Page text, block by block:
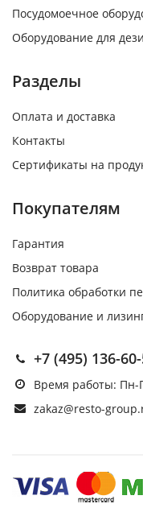
Посудомоечное
Оборудование для
Разделы
Оплата и доставка
Контакты
Сертификаты на
Покупателям
Гарантия
Возврат товара
Политика обработки
Оборудование и
+7 (495) 136-
Время работы: Пн-
zakaz@resto-